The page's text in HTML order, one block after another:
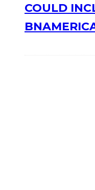
COULD